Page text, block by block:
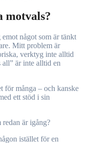
motvals?
något som är tänkt
Mitt problem är
verktyg inte alltid
all” är inte alltid en
för många – och kanske
ett stöd i sin
är igång?
istället för en